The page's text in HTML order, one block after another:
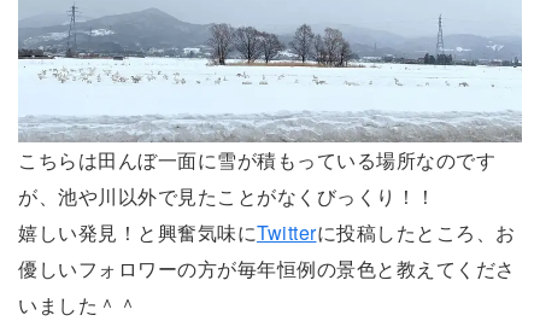
こちらは田んぼ一面に雪が積もっている場所なのです
が、池や川以外で見たことがなくびっくり！！
嬉しい発見！と興奮気味にTwitterに投稿したところ、お
優しいフォロワーの方が毎年恒例の景色と教えてくださ
いました＾＾